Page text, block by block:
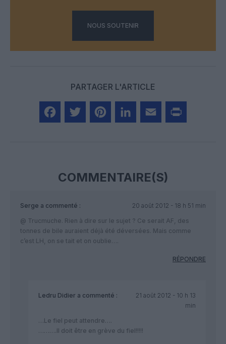
NOUS SOUTENIR
PARTAGER L'ARTICLE
COMMENTAIRE(S)
Serge a commenté :
20 août 2012 - 18 h 51 min
@ Trucmuche. Rien à dire sur le sujet ? Ce serait AF, des
tonnes de bile auraient déjà été déversées. Mais comme
c’est LH, on se tait et on oublie….
RÉPONDRE
Ledru Didier a commenté :
21 août 2012 - 10 h 13
min
…Le fiel peut attendre….
……….Il doit être en grève du fiel!!!!!